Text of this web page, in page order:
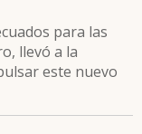
para las
llevó a la
este nuevo